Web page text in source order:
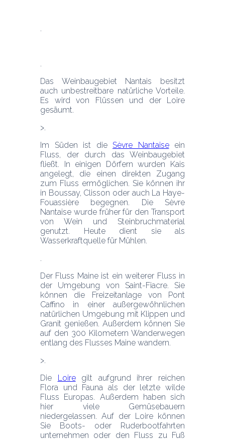
Das Weinbaugebiet Nantais besitzt
auch unbestreitbare natürliche Vorteile.
Es wird von Flüssen und der Loire
gesäumt.
Im Süden ist die Sèvre Nantaise ein
Fluss, der durch das Weinbaugebiet
fließt. In einigen Dörfern wurden Kais
angelegt, die einen direkten Zugang
zum Fluss ermöglichen. Sie können ihr
in Boussay, Clisson oder auch La Haye-
Fouassière begegnen. Die Sèvre
Nantaise wurde früher für den Transport
von Wein und Steinbruchmaterial
genutzt. Heute dient sie als
Wasserkraftquelle für Mühlen.
Der Fluss Maine ist ein weiterer Fluss in
der Umgebung von Saint-Fiacre. Sie
können die Freizeitanlage von Pont
Caffino in einer außergewöhnlichen
natürlichen Umgebung mit Klippen und
Granit genießen. Außerdem können Sie
auf den 300 Kilometern Wanderwegen
entlang des Flusses Maine wandern.
Die
Loire gilt aufgrund ihrer reichen
Flora und Fauna als der letzte wilde
Fluss Europas. Außerdem haben sich
hier viele Gemüsebauern
niedergelassen. Auf der Loire können
Sie Boots- oder Ruderbootfahrten
unternehmen oder den Fluss zu Fuß